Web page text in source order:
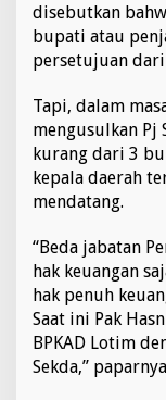
disebutkan
bupati atau
persetujuan
Tapi, dalam
mengusulkan Pj
kurang dari 3
kepala daerah
mendatang.
“Beda jabatan
hak keuangan
hak penuh
Saat ini Pak
BPKAD Lotim
Sekda,”